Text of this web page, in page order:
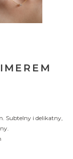
Subtelny i delikatny,